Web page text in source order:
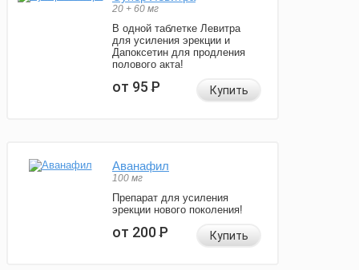
20 + 60 мг
В одной таблетке Левитра
для усиления эрекции и
Дапоксетин для продления
полового акта!
от 95Р Купить
Аванафил
100 мг
Препарат для усиления
эрекции нового поколения!
от 200Р Купить